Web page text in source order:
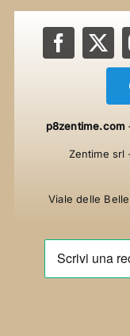
p8zentime.com
Zentime srl
Viale delle